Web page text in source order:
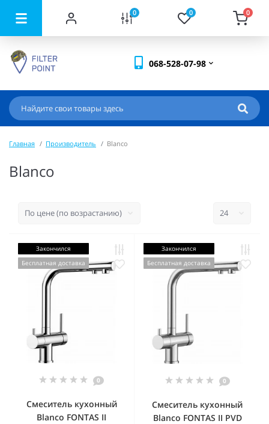
0 0 0
068-528-07-98
Главная Производитель Blanco
Blanco
Закончился
Бесплатная доставка
0
Смеситель кухонный
Blanco FONTAS II
Закончился
Бесплатная доставка
0
Смеситель кухонный
Blanco FONTAS II PVD